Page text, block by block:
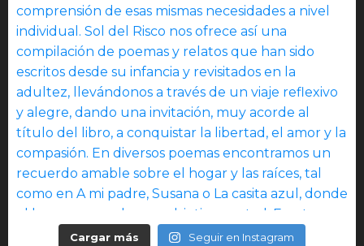
Cargar más Seguir en Instagram